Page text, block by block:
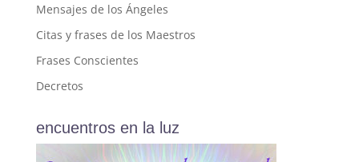
Mensajes de los Ángeles
Citas y frases de los Maestros
Frases Conscientes
Decretos
encuentros en la luz